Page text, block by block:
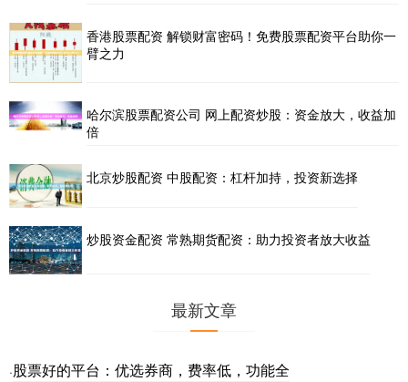
香港股票配资 解锁财富密码！免费股票配资平台助你一
臂之力
哈尔滨股票配资公司 网上配资炒股：资金放大，收益加
倍
北京炒股配资 中股配资：杠杆加持，投资新选择
炒股资金配资 常熟期货配资：助力投资者放大收益
最新文章
·股票好的平台：优选券商，费率低，功能全